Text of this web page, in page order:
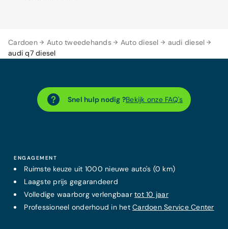
Cardoen Auto tweedehands Auto diesel
audi diesel
audi q7 diesel
Snel hulp nodig ?Bekijk onze FAQ's
ENGAGEMENT
Ruimste keuze uit 1000 nieuwe auto's (0 km)
Laagste prijs gegarandeerd
Volledige waarborg verlengbaartot 10 jaar
Professioneel onderhoud in hetCardoen Service Center